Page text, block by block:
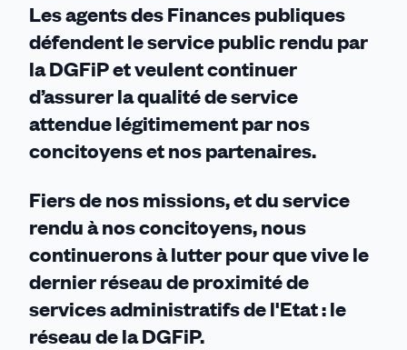
Les agents des Finances publiques
défendent le service public rendu par
la DGFiP et veulent continuer
d’assurer la qualité de service
attendue légitimement par nos
concitoyens et nos partenaires.
Fiers de nos missions, et du service
rendu à nos concitoyens, nous
continuerons à lutter pour que vive le
dernier réseau de proximité de
services administratifs de l'Etat : le
réseau de la DGFiP.